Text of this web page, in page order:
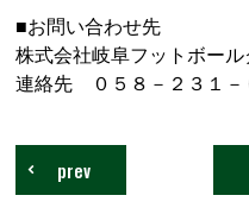
■お問い合わせ先
株式会社岐阜フットボー
連絡先 ０５８－２３１－
prev